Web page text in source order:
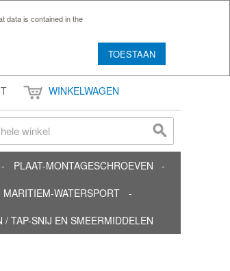
data is contained in the
TOESTAAN
WINKELWAGEN
PLAAT-MONTAGESCHROEVEN
MARITIEM-WATERSPORT
/ TAP-SNIJ EN SMEERMIDDELEN